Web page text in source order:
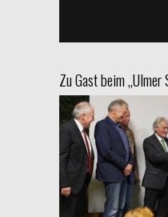
Zu Gast beim